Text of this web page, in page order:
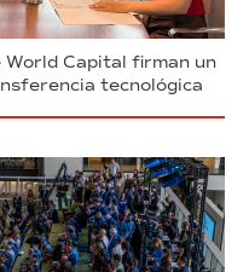
World Capital firman un
tecnológica